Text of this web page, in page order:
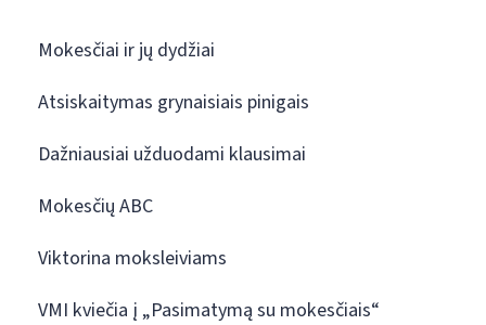
Mokesčiai ir jų dydžiai
Atsiskaitymas grynaisiais pinigais
Dažniausiai užduodami klausimai
Mokesčių ABC
Viktorina moksleiviams
VMI kviečia į „Pasimatymą su mokesčiais“